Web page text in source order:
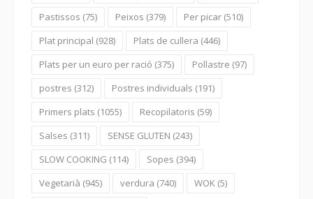
Pastissos (75) Peixos (379) Per picar (510)
Plat principal (928) Plats de cullera (446)
Plats per un euro per ració (375) Pollastre (97)
postres (312) Postres individuals (191)
Primers plats (1055) Recopilatoris (59)
Salses (311) SENSE GLUTEN (243)
SLOW COOKING (114) Sopes (394)
Vegetarià (945) verdura (740) WOK (5)